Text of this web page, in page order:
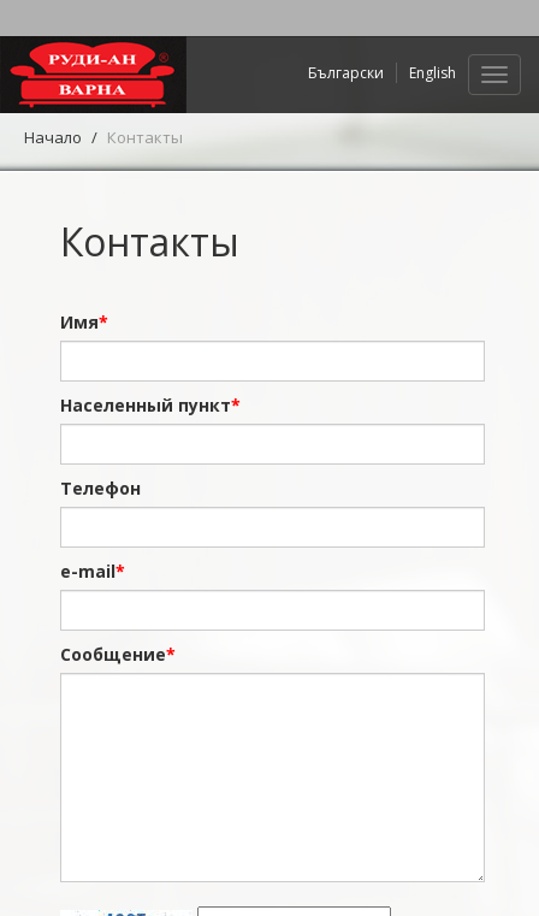
Български English
Начало Контакты
Контакты
Имя
Населенный пункт
Телефон
e-mail
Сообщение